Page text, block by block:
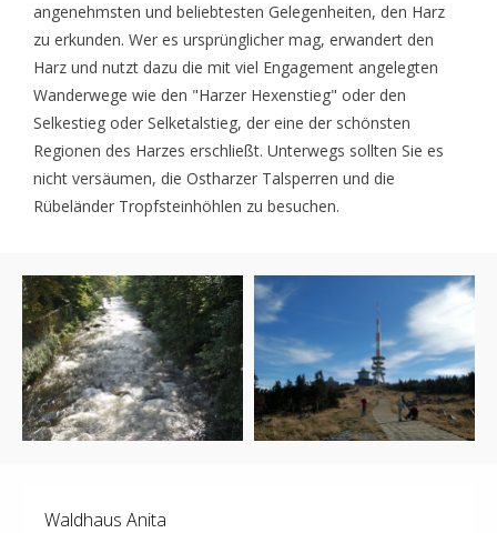
angenehmsten und beliebtesten Gelegenheiten, den Harz
zu erkunden. Wer es ursprünglicher mag, erwandert den
Harz und nutzt dazu die mit viel Engagement angelegten
Wanderwege wie den "Harzer Hexenstieg" oder den
Selkestieg oder Selketalstieg, der eine der schönsten
Regionen des Harzes erschließt. Unterwegs sollten Sie es
nicht versäumen, die Ostharzer Talsperren und die
Rübeländer Tropfsteinhöhlen zu besuchen.
Waldhaus Anita